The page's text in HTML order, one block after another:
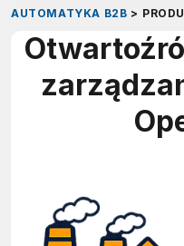
AUTOMATYKA B2B >